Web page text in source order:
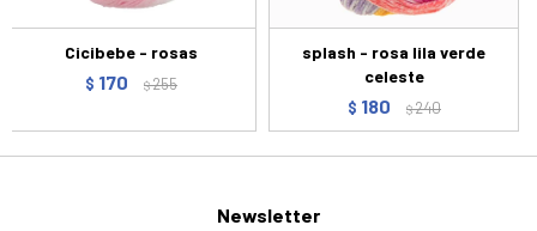
Cicibebe - rosas
$ 170 $255
splash - rosa lila verde
celeste
$ 180 $240
Newsletter